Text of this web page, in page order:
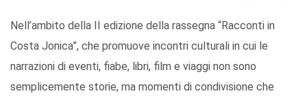
Nell’ambito della II edizione della rassegna “Racconti in
Costa Jonica”, che promuove incontri culturali in cui le
narrazioni di eventi, fiabe, libri, film e viaggi non sono
semplicemente storie, ma momenti di condivisione che